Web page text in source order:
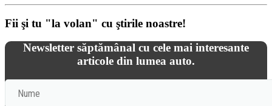
Fii şi tu "la volan" cu ştirile noastre!
Newsletter săptămânal cu cele mai interesante
articole din lumea auto.